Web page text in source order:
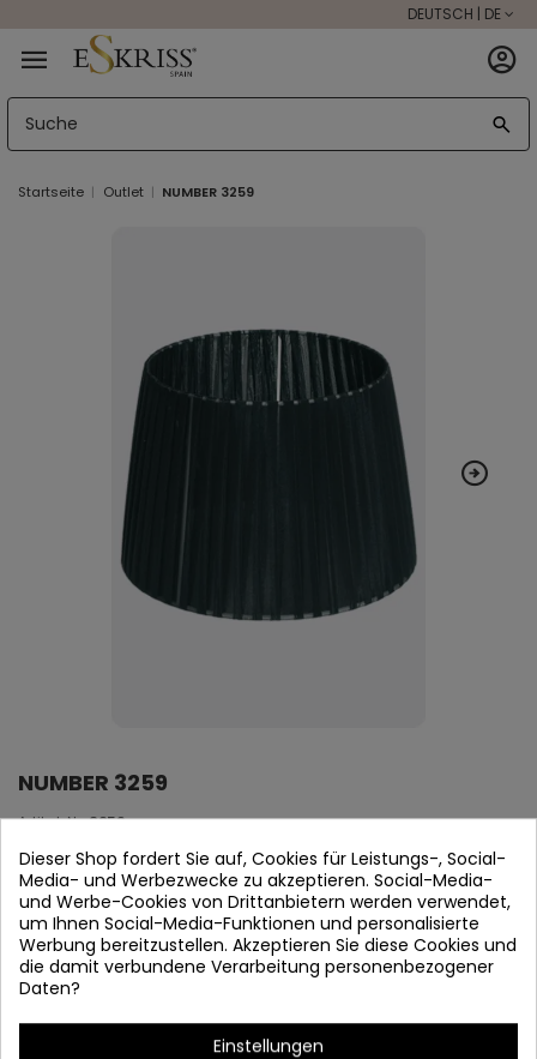
DEUTSCH | DE
Startseite Outlet NUMBER 3259
NUMBER 3259
Artikel-Nr. 3259
Auf Lager
PANTALLA E27
20 X 25 X 17 cm
Artikeldetails
Dieser Shop fordert Sie auf, Cookies für Leistungs-, Social-
Media- und Werbezwecke zu akzeptieren. Social-Media-
und Werbe-Cookies von Drittanbietern werden verwendet,
um Ihnen Social-Media-Funktionen und personalisierte
Werbung bereitzustellen. Akzeptieren Sie diese Cookies und
die damit verbundene Verarbeitung personenbezogener
Daten?
Einstellungen